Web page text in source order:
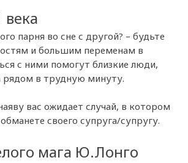
парня во сне с другой? – будьте
и большим переменам в
с ними помогут близкие люди,
рядом в трудную минуту.
вас ожидает случай, в котором
своего супруга/супругу.
мага Ю.Лонго